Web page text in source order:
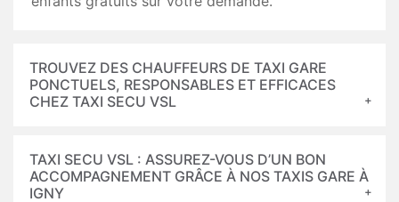
TROUVEZ DES CHAUFFEURS DE TAXI GARE
PONCTUELS, RESPONSABLES ET EFFICACES
CHEZ TAXI SECU VSL
TAXI SECU VSL : ASSUREZ-VOUS D’UN BON
ACCOMPAGNEMENT GRÂCE À NOS TAXIS GARE À
IGNY